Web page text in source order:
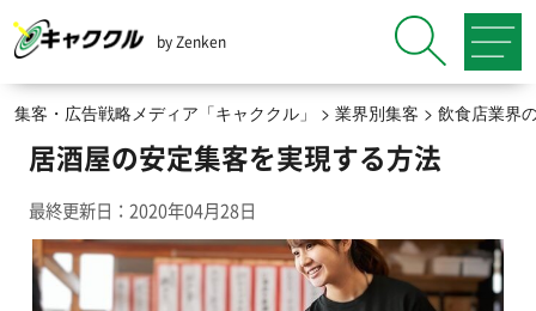
by Zenken
集客・広告戦略メディア「キャククル」 > 業界別集客 > 飲食店業界
居酒屋の安定集客を実現する方法
最終更新日：2020年04月28日